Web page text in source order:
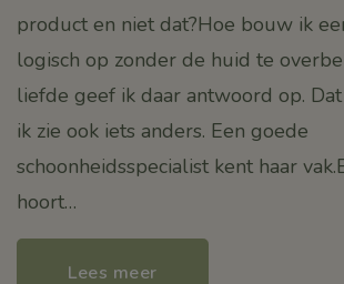
product en niet dat?Hoe bouw ik
logisch op zonder de huid te
liefde geef ik daar antwoord op.
ik zie ook iets anders. Een goede
schoonheidsspecialist kent haar
hoort…
Lees meer